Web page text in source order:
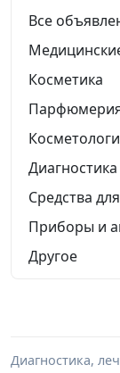
Все
Косметика
Средства
Приборы и
Другое
Диагностика,